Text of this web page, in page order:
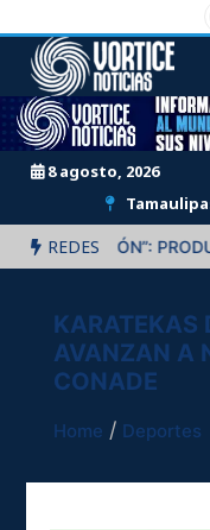
to
content
"Informando al
8 agosto, 2026
REDES
SOLUCIÓN”:
KARATEKAS
AVANZAN A
CONADE
Home Deportes